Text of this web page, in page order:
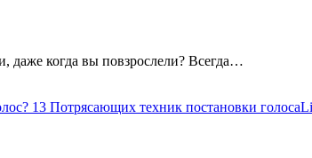
даже когда вы повзрослели? Всегда…
13 Потрясающих техник постановки голоса